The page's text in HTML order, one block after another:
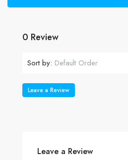
0 Review
Sort by: Default Order
Leave a Review
Leave a Review